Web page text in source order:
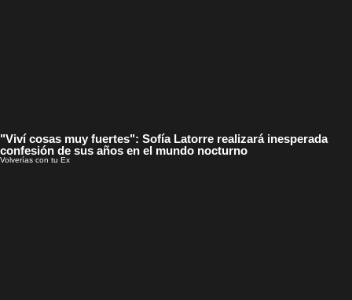
"Viví cosas muy fuertes": Sofía Latorre realizará inesperada
confesión de sus años en el mundo nocturno
Volverías con tu Ex